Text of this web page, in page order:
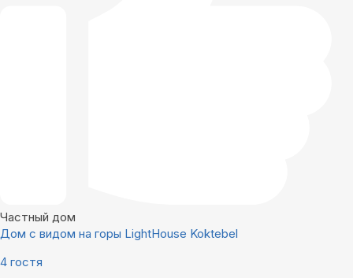
Частный дом
Дом с видом на горы LightHouse Koktebel
4 гостя